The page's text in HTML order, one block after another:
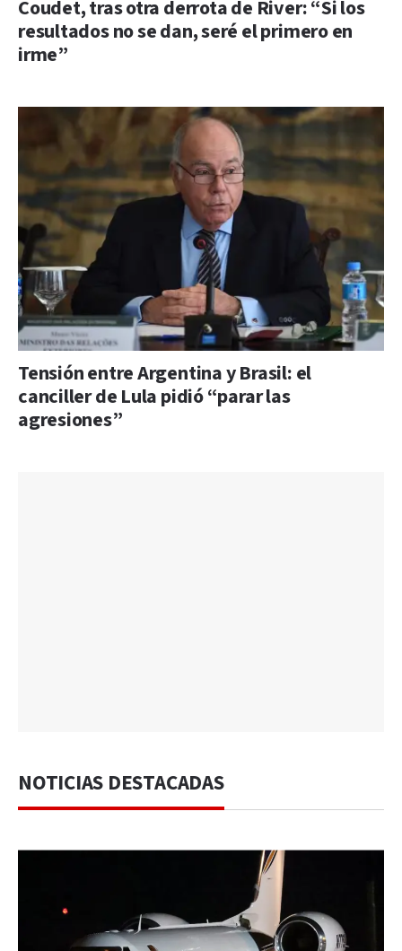
Coudet, tras otra derrota de River: “Si los
resultados no se dan, seré el primero en
irme”
Tensión entre Argentina y Brasil: el
canciller de Lula pidió “parar las
agresiones”
NOTICIAS DESTACADAS